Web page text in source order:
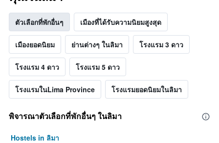
ตัวเลือกที่พักอื่นๆ เมืองที่ได้รับความนิยมสูงสุด
เมืองยอดนิยม ย่านต่างๆ ในลิมา โรงแรม 3 ดาว
โรงแรม 4 ดาว โรงแรม 5 ดาว
โรงแรมในLima Province โรงแรมยอดนิยมในลิมา
พิจารณาตัวเลือกที่พักอื่นๆ ในลิมา
Hostels in ลิมา